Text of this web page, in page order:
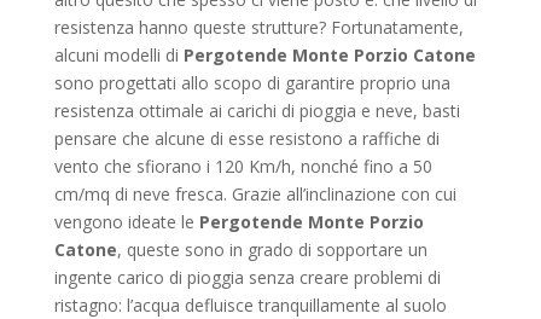
resistenza hanno queste strutture? Fortunatamente,
alcuni modelli di Pergotende Monte Porzio Catone
sono progettati allo scopo di garantire proprio una
resistenza ottimale ai carichi di pioggia e neve, basti
pensare che alcune di esse resistono a raffiche di
vento che sfiorano i 120 Km/h, nonché fino a 50
cm/mq di neve fresca. Grazie all’inclinazione con cui
vengono ideate le Pergotende Monte Porzio
Catone, queste sono in grado di sopportare un
ingente carico di pioggia senza creare problemi di
ristagno: l’acqua defluisce tranquillamente al suolo